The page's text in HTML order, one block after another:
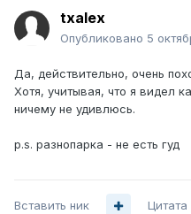
txalex
Опубликовано 5
Да, действительно, очень
Хотя, учитывая, что я видел
ничему не удивлюсь.
p.s. разнопарка - не есть гуд
Вставить ник Цитата